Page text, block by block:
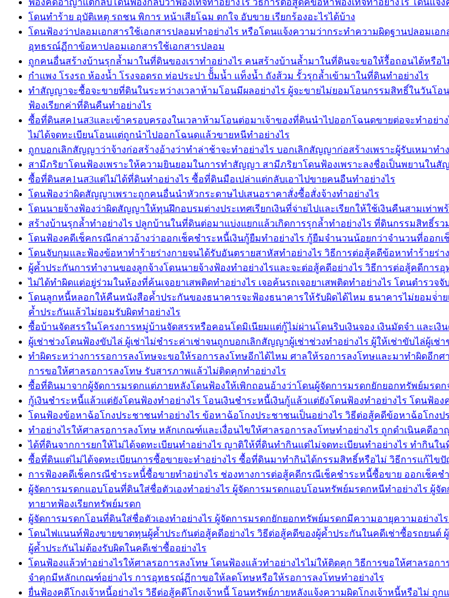
โดนทำร้าย อุบัติเหตุ รถชน พิการ หน้าเสียโฉม ตกใจ อับขาย เรียกร้องอะไรได้บ้าง
โดนฟ้องว่าปลอมเอกสารใช้เอกสารปลอมทำอย่างไร หรือโดนแจ้งความว่ากระทำความผิดฐานปลอมเอ
อุทธรณ์ฏีกาข้อหาปลอมเอกสารใช้เอกสารปลอม
ถูกคนอื่นสร้างบ้านรุกล้ำมาในที่ดินของเราทำอย่างไร คนสร้างบ้านล้ำมาในที่ดินจะขอให้รื้อถอนได้หรือ
กำแพง โรงรถ ห้องน้ำ โรงจอดรถ ท่อประปา ปัั้มน้ำ แท็งน้ำ ถังส้วม รั้วรุกล้ำเข้ามาในที่ดินทำอย่างไร
ทำสัญญาจะซื้อจะขายที่ดินในระหว่างเวลาห้ามโอนมีผลอย่างไร ผู้จะขายไม่ยอมโอนกรรมสิทธิ์ในวันโอ
ฟ้องเรียกค่าที่ดินคืนทำอย่างไร
ซื้อที่ดินสค1นส3และเข้าครอบครองในเวลาห้ามโอนต่อมาเจ้าของที่ดินนำไปออกโฉนดขายต่อจะทำอ
ไม่ได้จดทะเบียนโอนแต่ถูกนำไปออกโฉนดแล้วขายหนีทำอย่างไร
ถูกบอกเลิกสัญญาว่าจ้างก่อสร้างอ้างว่าทำล่าช้าจะทำอย่างไร บอกเลิกสัญญาก่อสร้างเพราะผู้รับเหมาทำ
สามีภริยาโดนฟ้องเพราะให้ความยินยอมในการทำสัญญา สามีภริยาโดนฟ้องเพราะลงชื่อเป็นพยานใน
ซื้อที่ดินสค1นส3แต่ไม่ได้ที่ดินทำอย่างไร ซื้อที่ดินมือเปล่าแต่กลับเอาไปขายคนอืนทำอย่างไร
โดนฟ้องว่าผิดสัญญาเพราะถูกคนอื่นนำหัวกระดาษไปเสนอราคาสั่งซื้อสั่งจ้างทำอย่างไร
โดนนายจ้างฟ้องว่าผิดสัญญาให้ทุนฝึกอบรมต่างประเทศเรียกเงินที่จ่ายไปและเรียกให้ใช้เงินคืนสามเท่
สร้างบ้านรุกล้ำทำอย่างไร ปลูกบ้านในที่ดินต่อมาแบ่งแยกแล้วเกิดการรุกล้ำทำอย่างไร ที่ดินกรรมสิทธิ์
โดนฟ้องคดีเช็คกรณีกล่าวอ้างว่าออกเช็คชำระหนี้เงินกู้ยืมทำอย่างไร กู้ยืมจำนวนน้อยกว่าจำนวนที่ออกเ
โดนจับกุมและฟ้องข้อหาทำร้ายร่างกายจนได้รับอันตรายสาหัสทำอย่างไร วิธีการต่อสู้คดีข้อหาทำร้ายร่า
ผู้ค้ำประกันการทำงานของลูกจ้างโดนนายจ้างฟ้องทำอย่างไรและจะต่อสู้คดีอย่างไร วิธีการต่อสู้คดีกา
ไม่ได้ทำผิดแต่อยู่ร่วมในห้องที่ค้นเจอยาเสพติดทำอย่างไร เจอค้นรถเจอยาเสพติดทำอย่างไร โดนตำรว
โดนลูกหนี้หลอกให้คืนหนังสือค้ำประกันของธนาคารจะฟ้องธนาคารให้รับผิดได้ไหม ธนาคารไม่ยอมจ่่า
ค้ำประกันแล้วไม่ยอมรับผิดทำอย่างไร
ซื้อบ้านจัดสรรในโครงการหมู่บ้านจัดสรรหรือคอนโดมิเนียมแต่กู้ไม่ผ่านโดนริบเงินจอง เงินมัดจำ และเงิ
ผู้เช่าช่วงโดนฟ้องขับไล่ ผู้เช่าไม่ชำระค่าเช่าจนถูกบอกเลิกสัญญาผู้เช่าช่วงทำอย่างไร ผู้ให้เช่าขับไล่ผู้เช่
ทำผิดระหว่างการรอการลงโทษจะขอให้รอการลงโทษอีกได้ไหม ศาลให้รอการลงโทษและมาทำผิดอีก
การขอให้ศาลรอการลงโทษ รับสารภาพแล้วไม่ติดคุกทำอย่างไร
ซื้อที่ดินมาจากผู้จัดการมรดกแต่ภายหลังโดนฟ้องให้เพิกถอนอ้างว่าโดนผู้จัดการมรดกยักยอกทรัพย์มรด
กู้เงินชำระหนี้แล้วแต่ยังโดนฟ้องทำอย่างไร โอนเงินชำระหนี้เงินกู้แล้วแต่ยังโดนฟ้องทำอย่างไร โดนฟ้อง
โดนฟ้องข้อหาฉ้อโกงประชาชนทำอย่างไร ข้อหาฉ้อโกงประชาชนเป็นอย่างไร วิธีต่อสู้คดีข้อหาฉ้อโก
ทำอย่างไรให้ศาลรอการลงโทษ หลักเกณฑ์และเงื่อนไขให้ศาลรอการลงโทษทำอย่างไร ถูกดำเนินคดีอ
ได้ที่ดินจากการยกให้ไม่ได้จดทะเบียนทำอย่างไร ญาติให้ที่ดินทำกินแต่ไม่จดทะเบียนทำอย่างไร ทำกินใ
ซื้อที่ดินแต่ไม่ได้จดทะเบียนการซื้อขายจะทำอย่างไร ซื้อที่ดินมาทำกินได้กรรมสิทธิ์หรือไม่ วิธีการแก้
การฟ้องคดีเช็คกรณีชำระหนี้่ซื้อขายทำอย่างไร ช่องทางการต่อสู้คดีกรณีเช็คชำระหนี้ซื้อขาย ออกเช็คช
ผู้จัดการมรดกแอบโอนที่ดินใส่ชื่อตัวเองทำอย่างไร ผู้จัดการมรดกแอบโอนทรัพย์มรดกหนีทำอย่างไร ผู้
ทายาทฟ้องเรียกทรัพย์มรดก
ผู้จัดการมรดกโอนที่ดินใส่ชื่อตัวเองทำอย่างไร ผู้จัดการมรดกยักยอกทรัพย์มรดกมีความอายุความอย่าง
โดนไฟแนนท์ฟ้องขายขาดทุนผู้ค้ำประกันต่อสู้คดีอย่างไร วิธีต่อสู้คดีของผู้ค้ำประกันในคดีเช่าซื้อรถยนต์
ผู้ค้ำประกันไม่ต้องรับผิดในคดีเช่าซื้ออย่างไร
โดนฟ้องแล้วทำอย่างไรให้ศาลรอการลงโทษ โดนฟ้องแล้วทำอย่างไรไม่ให้ติดคุก วิธีการขอให้ศาลรอก
จำคุกมีหลักเกณฑ์อย่างไร การอุทธรณ์ฏีกาขอให้ลดโทษหรือให้รอการลงโทษทำอย่างไร
ยื่นฟ้องคดีโกงเจ้าหนี้อย่างไร วิธีต่อสู้คดีโกงเจ้าหนี้ โอนทรัพย์ภายหลังแจ้งความผิดโกงเจ้าหนี้หรือไม่ ถู